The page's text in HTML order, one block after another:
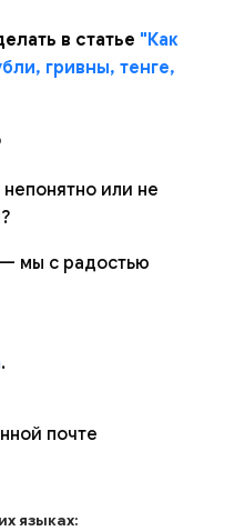
в статье "Как
гривны, тенге,
или не
мы с радостью
.
почте
языках: